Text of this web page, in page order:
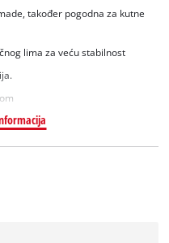
također pogodna za kutne
lima za veću stabilnost